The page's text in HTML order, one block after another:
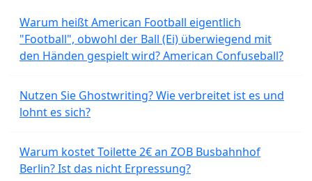
Warum heißt American Football eigentlich
"Football", obwohl der Ball (Ei) überwiegend mit
den Händen gespielt wird? American Confuseball?
Nutzen Sie Ghostwriting? Wie verbreitet ist es und
lohnt es sich?
Warum kostet Toilette 2€ an ZOB Busbahnhof
Berlin? Ist das nicht Erpressung?